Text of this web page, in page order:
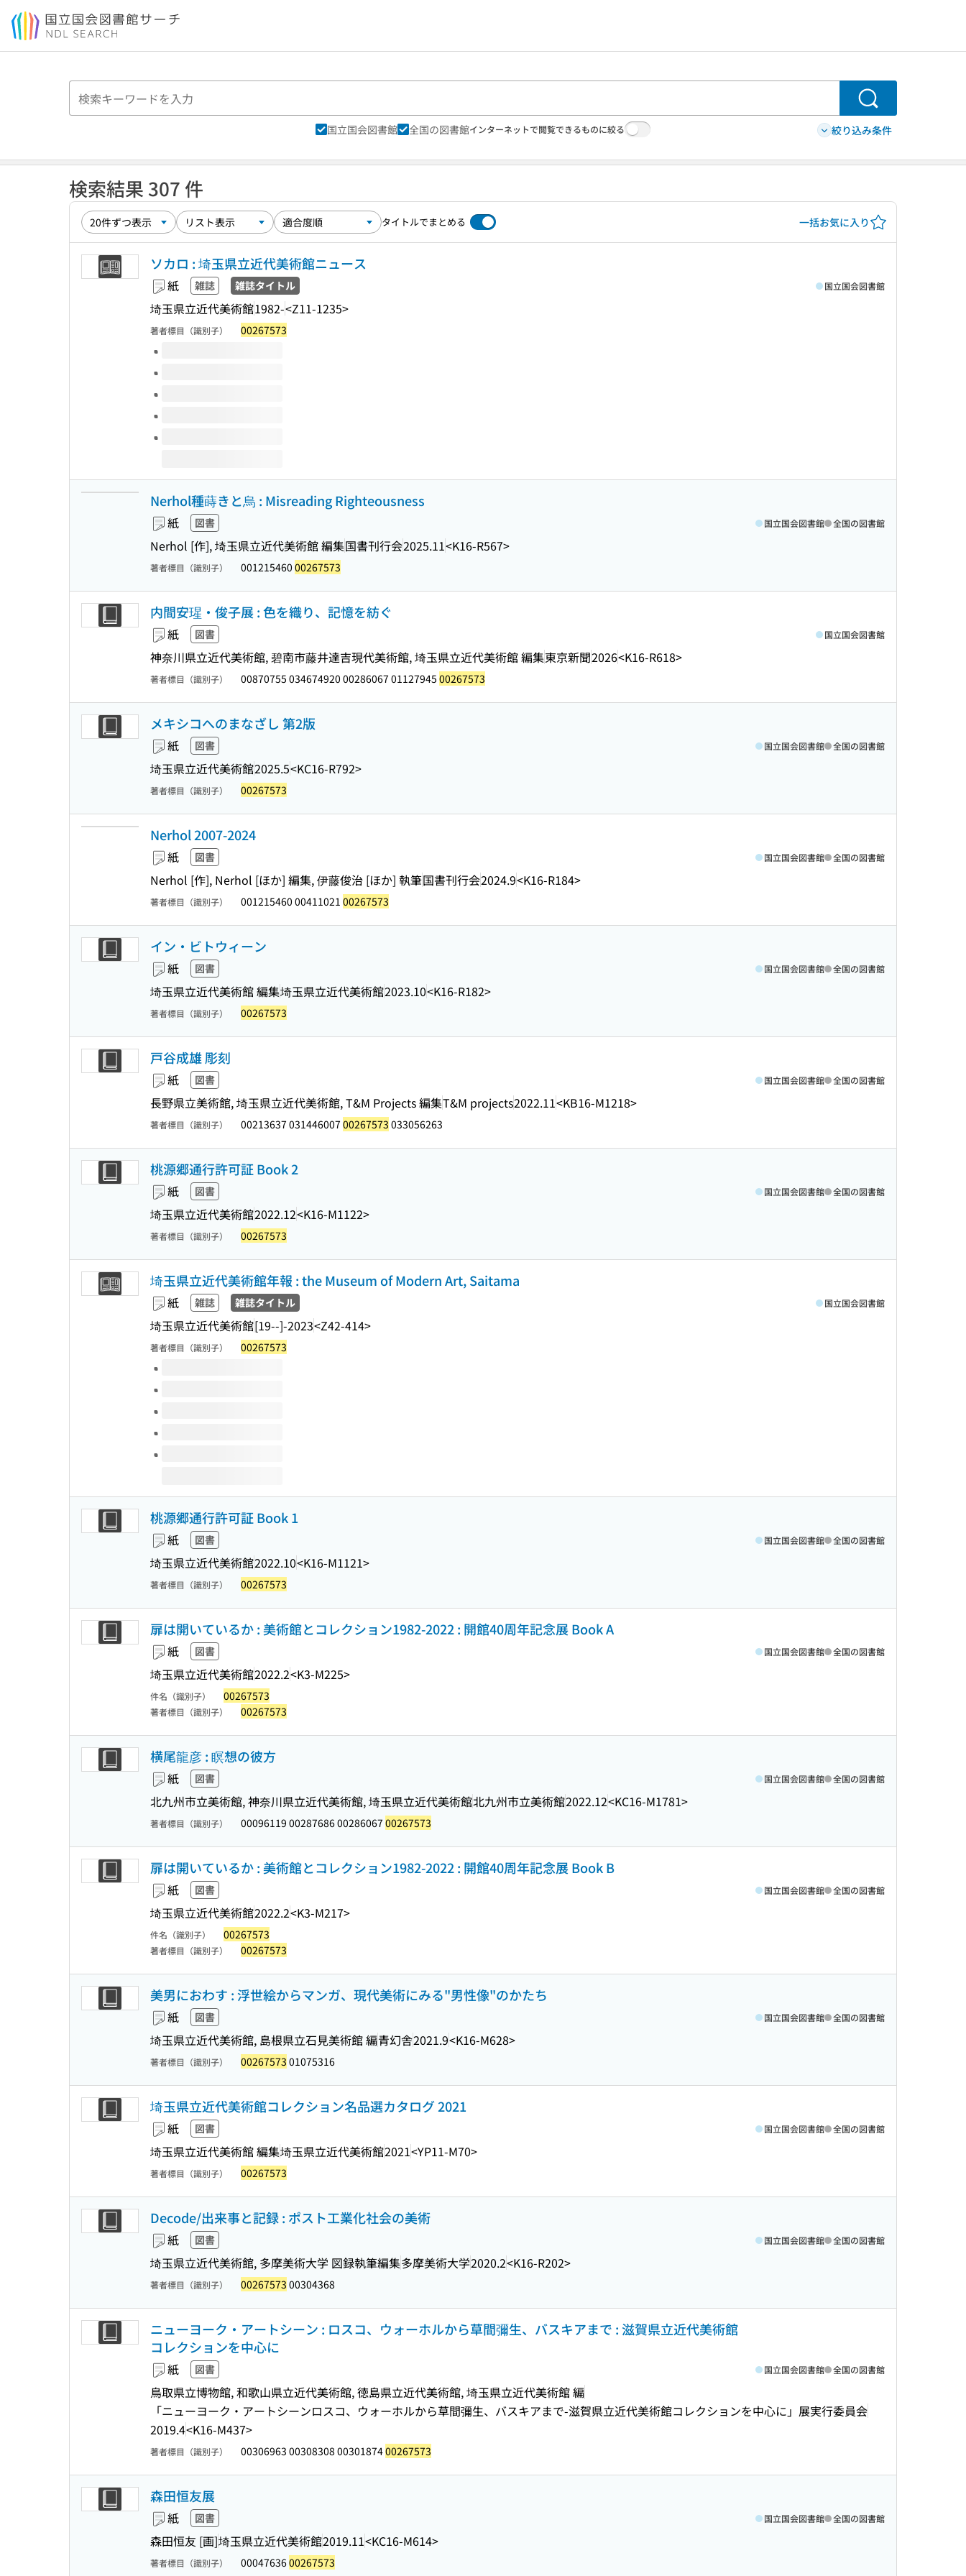
本文へ移動
検索
国立国会図書館 全国の図書館インターネットで閲覧できるものに絞る 絞り込み条件
検索結果 307 件
タイトルでまとめる 一括お気に入り
ソカロ : 埼玉県立近代美術館ニュース
紙 雑誌 雑誌タイトル
埼玉県立近代美術館1982-<Z11-1235>
国立国会図書館
著者標目（識別子） 00267573
このタイトルの巻号
Nerhol種蒔きと烏 : Misreading Righteousness
紙 図書
Nerhol [作], 埼玉県立近代美術館 編集国書刊行会2025.11<K16-R567>
国立国会図書館 全国の図書館
著者標目（識別子） 001215460 00267573
内間安瑆・俊子展 : 色を織り、記憶を紡ぐ
紙 図書
神奈川県立近代美術館, 碧南市藤井達吉現代美術館, 埼玉県立近代美術館 編集東京新聞2026<K16-R618>
国立国会図書館
著者標目（識別子） 00870755 034674920 00286067 01127945 00267573
メキシコへのまなざし 第2版
紙 図書
埼玉県立近代美術館2025.5<KC16-R792>
国立国会図書館 全国の図書館
著者標目（識別子） 00267573
Nerhol 2007-2024
紙 図書
Nerhol [作], Nerhol [ほか] 編集, 伊藤俊治 [ほか] 執筆国書刊行会2024.9<K16-R184>
国立国会図書館 全国の図書館
著者標目（識別子） 001215460 00411021 00267573
イン・ビトウィーン
紙 図書
埼玉県立近代美術館 編集埼玉県立近代美術館2023.10<K16-R182>
国立国会図書館 全国の図書館
著者標目（識別子） 00267573
戸谷成雄 彫刻
紙 図書
長野県立美術館, 埼玉県立近代美術館, T&M Projects 編集T&M projects2022.11<KB16-M1218>
国立国会図書館 全国の図書館
著者標目（識別子） 00213637 031446007 00267573 033056263
桃源郷通行許可証 Book 2
紙 図書
埼玉県立近代美術館2022.12<K16-M1122>
国立国会図書館 全国の図書館
著者標目（識別子） 00267573
埼玉県立近代美術館年報 : the Museum of Modern Art, Saitama
紙 雑誌 雑誌タイトル
埼玉県立近代美術館[19--]-2023<Z42-414>
国立国会図書館
著者標目（識別子） 00267573
このタイトルの巻号
桃源郷通行許可証 Book 1
紙 図書
埼玉県立近代美術館2022.10<K16-M1121>
国立国会図書館 全国の図書館
著者標目（識別子） 00267573
扉は開いているか : 美術館とコレクション1982-2022 : 開館40周年記念展 Book A
紙 図書
埼玉県立近代美術館2022.2<K3-M225>
国立国会図書館 全国の図書館
件名（識別子） 00267573
著者標目（識別子） 00267573
横尾龍彦 : 瞑想の彼方
紙 図書
北九州市立美術館, 神奈川県立近代美術館, 埼玉県立近代美術館北九州市立美術館2022.12<KC16-M1781>
国立国会図書館 全国の図書館
著者標目（識別子） 00096119 00287686 00286067 00267573
扉は開いているか : 美術館とコレクション1982-2022 : 開館40周年記念展 Book B
紙 図書
埼玉県立近代美術館2022.2<K3-M217>
国立国会図書館 全国の図書館
件名（識別子） 00267573
著者標目（識別子） 00267573
美男におわす : 浮世絵からマンガ、現代美術にみる"男性像"のかたち
紙 図書
埼玉県立近代美術館, 島根県立石見美術館 編青幻舎2021.9<K16-M628>
国立国会図書館 全国の図書館
著者標目（識別子） 00267573 01075316
埼玉県立近代美術館コレクション名品選カタログ 2021
紙 図書
埼玉県立近代美術館 編集埼玉県立近代美術館2021<YP11-M70>
国立国会図書館 全国の図書館
著者標目（識別子） 00267573
Decode/出来事と記録 : ポスト工業化社会の美術
紙 図書
埼玉県立近代美術館, 多摩美術大学 図録執筆編集多摩美術大学2020.2<K16-R202>
国立国会図書館 全国の図書館
著者標目（識別子） 00267573 00304368
ニューヨーク・アートシーン : ロスコ、ウォーホルから草間彌生、バスキアまで : 滋賀県立近代美術館
コレクションを中心に
紙 図書
鳥取県立博物館, 和歌山県立近代美術館, 徳島県立近代美術館, 埼玉県立近代美術館 編
「ニューヨーク・アートシーンロスコ、ウォーホルから草間彌生、バスキアまで-滋賀県立近代美術館コレクションを中心に」展実行委員会
2019.4<K16-M437>
国立国会図書館 全国の図書館
著者標目（識別子） 00306963 00308308 0030187400267573
森田恒友展
紙 図書
森田恒友 [画]埼玉県立近代美術館2019.11<KC16-M614>
国立国会図書館 全国の図書館
著者標目（識別子） 0004763600267573